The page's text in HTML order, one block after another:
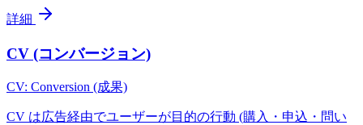
詳細
CV (コンバージョン)
CV: Conversion (成果)
CV は広告経由でユーザーが目的の行動 (購入・申込・問い